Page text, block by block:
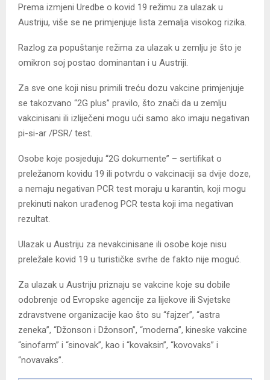
Prema izmjeni Uredbe o kovid 19 režimu za ulazak u
Austriju, više se ne primjenjuje lista zemalja visokog rizika.
Razlog za popuštanje režima za ulazak u zemlju je što je
omikron soj postao dominantan i u Austriji.
Za sve one koji nisu primili treću dozu vakcine primjenjuje
se takozvano “2G plus” pravilo, što znači da u zemlju
vakcinisani ili izliječeni mogu ući samo ako imaju negativan
pi-si-ar /PSR/ test.
Osobe koje posjeduju “2G dokumente” – sertifikat o
preležanom kovidu 19 ili potvrdu o vakcinaciji sa dvije doze,
a nemaju negativan PCR test moraju u karantin, koji mogu
prekinuti nakon urađenog PCR testa koji ima negativan
rezultat.
Ulazak u Austriju za nevakcinisane ili osobe koje nisu
preležale kovid 19 u turističke svrhe de fakto nije moguć.
Za ulazak u Austriju priznaju se vakcine koje su dobile
odobrenje od Evropske agencije za lijekove ili Svjetske
zdravstvene organizacije kao što su “fajzer”, “astra
zeneka”, “Džonson i Džonson”, “moderna”, kineske vakcine
“sinofarm” i “sinovak”, kao i “kovaksin”, “kovovaks” i
“novavaks”.